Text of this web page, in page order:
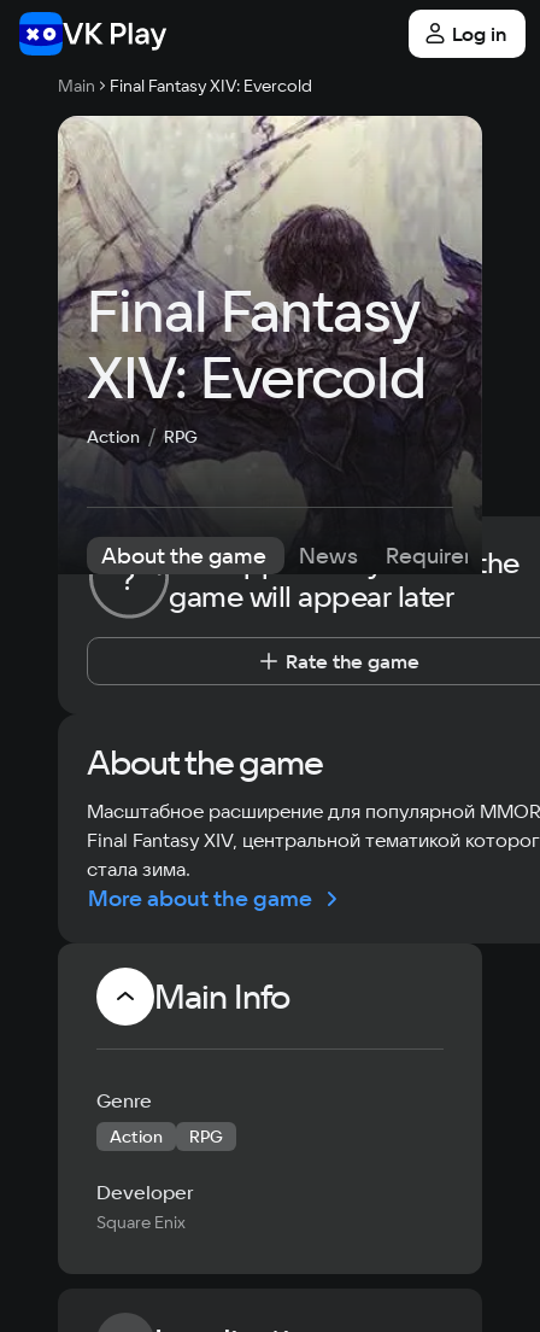
Log in
Main Final Fantasy XIV: Evercold
Final Fantasy
XIV: Evercold
Action RPG
About the game News Requirements
?
The opportunity to rate the
game will appear later
Rate the game
About the game
Масштабное расширение для популярной
Final Fantasy XIV, центральной тематикой
стала зима.
More about the game
Main Info
Genre
Action RPG
Developer
Square Enix